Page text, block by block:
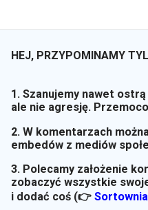
HEJ, PRZYPOMINAMY
1. Szanujemy nawet
ale nie agresję.
2. W komentarzach
embedów z mediów
3. Polecamy założenie
zobaczyć wszystkie
i dodać coś (👉 Sortownia